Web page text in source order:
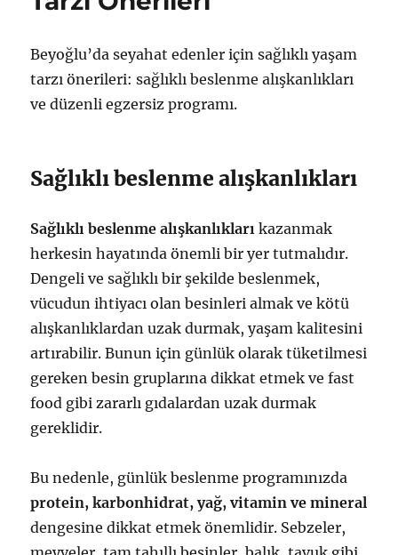
Beyoğlu’da seyahat edenler için sağlıklı yaşam
tarzı önerileri: sağlıklı beslenme alışkanlıkları
ve düzenli egzersiz programı.
Sağlıklı beslenme alışkanlıkları
Sağlıklı beslenme alışkanlıkları kazanmak
herkesin hayatında önemli bir yer tutmalıdır.
Dengeli ve sağlıklı bir şekilde beslenmek,
vücudun ihtiyacı olan besinleri almak ve kötü
alışkanlıklardan uzak durmak, yaşam kalitesini
artırabilir. Bunun için günlük olarak tüketilmesi
gereken besin gruplarına dikkat etmek ve fast
food gibi zararlı gıdalardan uzak durmak
gereklidir.
Bu nedenle, günlük beslenme programınızda
protein, karbonhidrat, yağ, vitamin ve mineral
dengesine dikkat etmek önemlidir. Sebzeler,